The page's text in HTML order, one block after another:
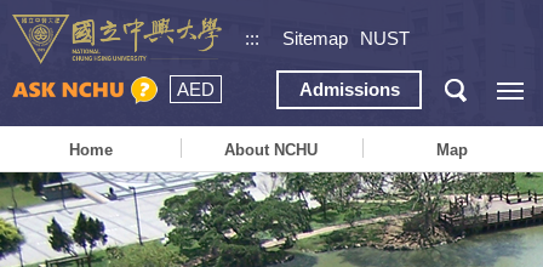
::: Sitemap NUST
AED Admissions
Home About NCHU Map